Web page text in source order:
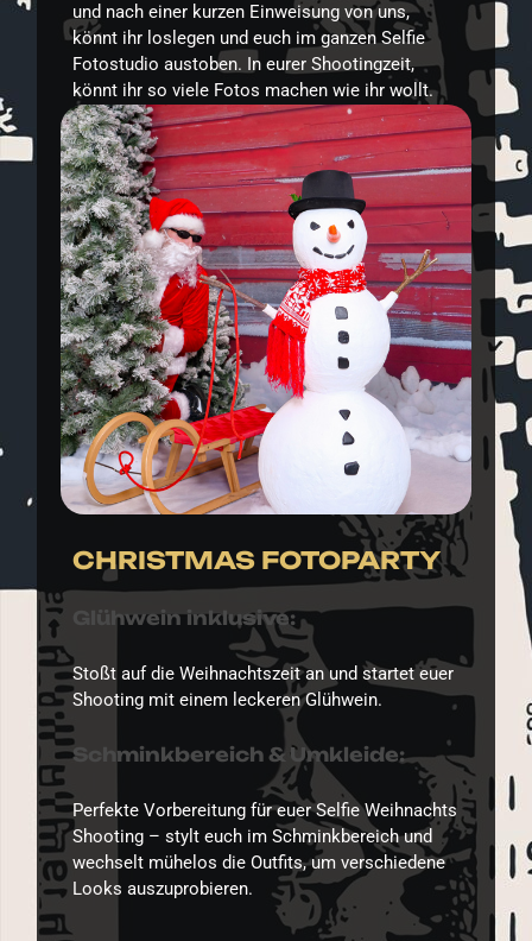
und nach einer kurzen Einweisung von uns,
könnt ihr loslegen und euch im ganzen Selfie
Fotostudio austoben. In eurer Shootingzeit,
könnt ihr so viele Fotos machen wie ihr wollt.
CHRISTMAS FOTOPARTY
Glühwein inklusive:
Stoßt auf die Weihnachtszeit an und startet euer
Shooting mit einem leckeren Glühwein.
Schminkbereich & Umkleide:
Perfekte Vorbereitung für euer Selfie Weihnachts
Shooting – stylt euch im Schminkbereich und
wechselt mühelos die Outfits, um verschiedene
Looks auszuprobieren.